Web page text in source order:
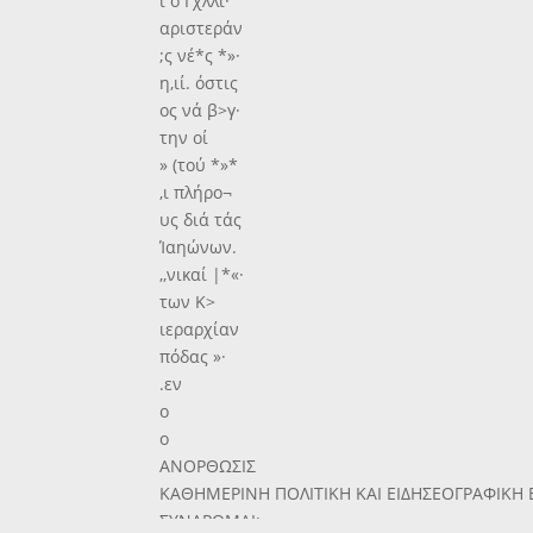
αριστεράν
;ς νέ*ς *»·
η,ιί. όστις
ος νά β>γ·
την οί
» (τού *»*
,ι πλήρο¬
υς διά τάς
Ίαηώνων.
,,νικαί |*«·
των Κ>
ιεραρχίαν
πόδας »·
.εν
ο
ο
ΑΝΟΡΘΩΣΙΣ
ΚΑΘΗΜΕΡΙΝΗ ΠΟΛΙΤΙΚΗ ΚΑΙ ΕΙΔΗΣΕΟΓΡΑΦΙΚΗ
ΣΥΝΑΡΟΜΑΙ: